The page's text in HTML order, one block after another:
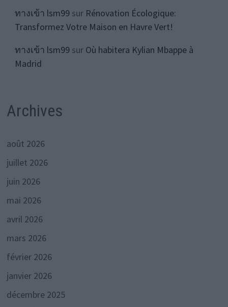
ทางเข้า lsm99sur Rénovation Écologique:
Transformez Votre Maison en Havre Vert!
ทางเข้า lsm99sur Où habitera Kylian Mbappe à
Madrid
Archives
août 2026
juillet 2026
juin 2026
mai 2026
avril 2026
mars 2026
février 2026
janvier 2026
décembre 2025